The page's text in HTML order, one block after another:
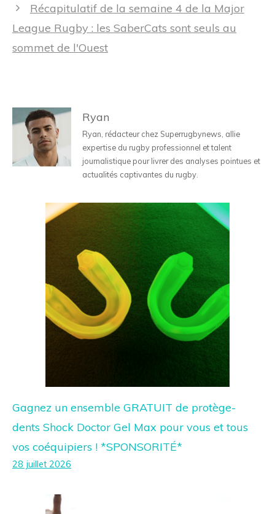
Récapitulatif de la semaine 4 de la Major
League Rugby : les SaberCats sont seuls au
sommet de l'Ouest
Ryan
Ryan, rédacteur chez Superrugbynews, allie
expertise du rugby professionnel et talent
journalistique pour livrer des analyses pointues et
actualités captivantes du rugby.
Gagnez un ensemble GRATUIT de protège-
dents Shock Doctor Gel Max pour vous et tous
vos coéquipiers ! *SPONSORITÉ*
28 juillet 2026